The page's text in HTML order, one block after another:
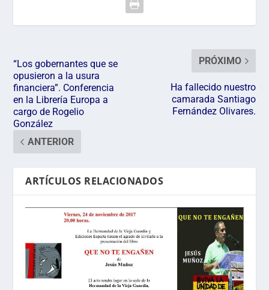
“Los gobernantes que se
opusieron a la usura
financiera”. Conferencia
en la Librería Europa a
cargo de Rogelio
González
ANTERIOR
PRÓXIMO
Ha fallecido nuestro
camarada Santiago
Fernández Olivares.
ARTÍCULOS RELACIONADOS